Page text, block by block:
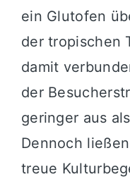
ein Glutofen
der tropischen
damit
der
geringer aus
Dennoch
treue